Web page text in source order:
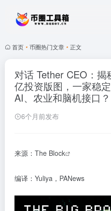
首页 • 币圈热门文章 • 正文
对话 Tether CEO：揭
亿投资版图，一家稳
AI、农业和脑机接口？
6个月前发布
来源： The Block
编译：Yuliya，PANews